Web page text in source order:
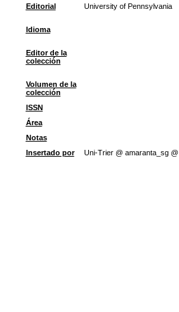
Editorial
University of Pennsylvania
Idioma
Editor de la
colección
Volumen de la
colección
ISSN
Área
Notas
Insertado por
Uni-Trier @ amaranta_sg @